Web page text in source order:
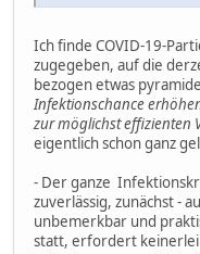
Ich finde COVID-19-
zugegeben, auf die
bezogen etwas
Infektionschance
zur möglichst effizienten
eigentlich schon ganz
- Der ganze
zuverlässig, zunächst -
unbemerkbar und
statt, erfordert keinerlei